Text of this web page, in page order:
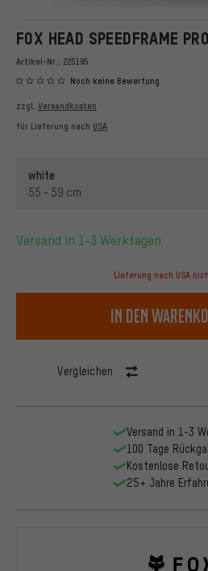
FOX HEAD SPEEDFRAME
Artikel-Nr.: 225195
Noch keine Bewertung
zzgl. Versandkosten
für Lieferung nach USA
white
55 - 59 cm
Versand in 1-3 Werktagen
Lieferung nach USA
In den
Vergleichen
Versand in 1-3
100 Tage
Kostenlose
25+ Jahre